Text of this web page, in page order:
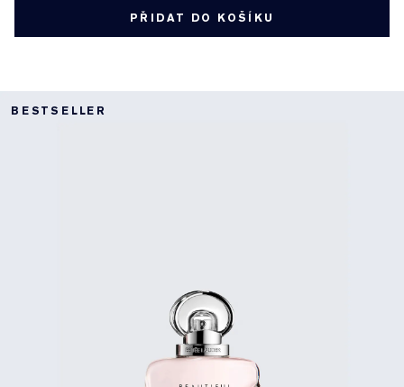
PŘIDAT DO KOŠÍKU
BESTSELLER